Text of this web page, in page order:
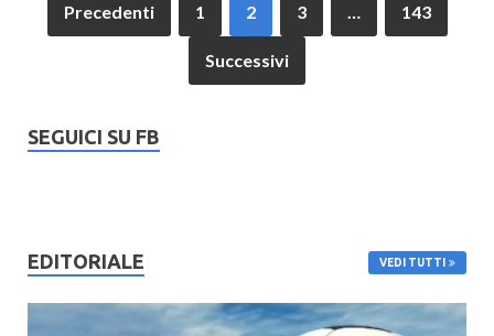
Precedenti 1 2 3 … 143
Successivi
SEGUICI SU FB
EDITORIALE VEDI TUTTI